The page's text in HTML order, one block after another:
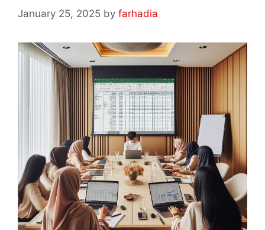
January 25, 2025 by farhadia